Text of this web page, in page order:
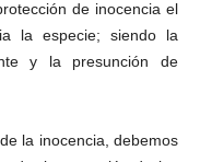
de inocencia el
la especie; siendo la
y la presunción de
la inocencia, debemos